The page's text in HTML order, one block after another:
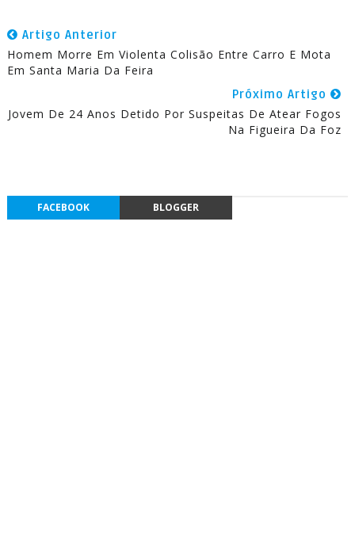
Artigo Anterior
Homem Morre Em Violenta Colisão Entre Carro E Mota
Em Santa Maria Da Feira
Próximo Artigo
Jovem De 24 Anos Detido Por Suspeitas De Atear Fogos
Na Figueira Da Foz
FACEBOOK BLOGGER